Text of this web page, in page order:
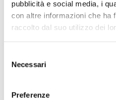
pubblicità e social media, i
con altre informazioni che ha
raccolto dal suo utilizzo dei
delNecessari
Preferenze
Crea lista dei
Nome lista dei desideri
Mounting Flange
Shaft Style
Shaft Key
Port Style